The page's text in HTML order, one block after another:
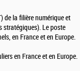
de la filière numérique et
stratégiques). Le poste
en France et en Europe.
en France et en Europe.